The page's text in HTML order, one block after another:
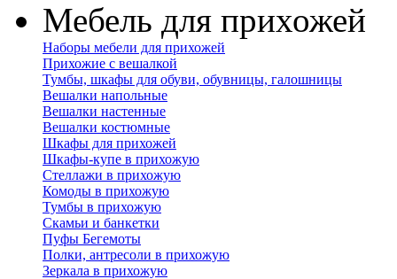
Мебель для прихожей
Наборы мебели для прихожей
Прихожие с вешалкой
Тумбы, шкафы для обуви, обувницы, галошницы
Вешалки напольные
Вешалки настенные
Вешалки костюмные
Шкафы для прихожей
Шкафы-купе в прихожую
Стеллажи в прихожую
Комоды в прихожую
Тумбы в прихожую
Скамьи и банкетки
Пуфы Бегемоты
Полки, антресоли в прихожую
Зеркала в прихожую